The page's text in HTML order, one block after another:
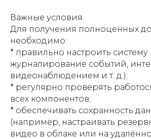
Важные условия
Для получения полноценных
необходимо:
* правильно настроить систему
журналирование событий,
видеонаблюдением и т. д.);
* регулярно проверять
всех компонентов;
* обеспечивать сохранность
(например, настраивать
видео в облаке или на